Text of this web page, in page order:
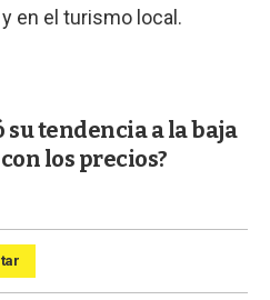
en el turismo local.
tendencia a la baja
los precios?